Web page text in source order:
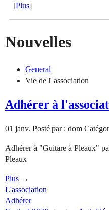
[Plus]
Nouvelles
General
Vie de l' association
Adhérer à
01 janv. Posté par : dom
Adhérer à "Guitare à Pleaux"
Pleaux
Plus →
L'association
Adhérer